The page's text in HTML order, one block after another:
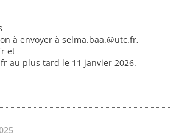
à envoyer à selma.baa.@utc.fr,
et
au plus tard le 11 janvier 2026.